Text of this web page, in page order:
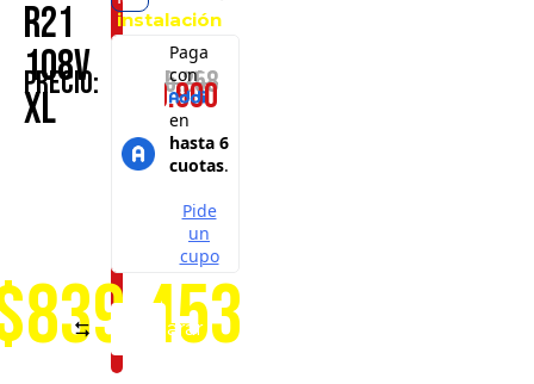
R21
108V
XL
Precio: 1.235.258
869.900
instalación
en
cualquiera
nuestros
puntos
de
servicio
nacional
Comparar